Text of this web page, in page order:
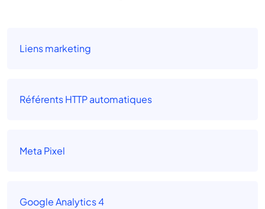
Liens marketing
Référents HTTP automatiques
Meta Pixel
Google Analytics 4